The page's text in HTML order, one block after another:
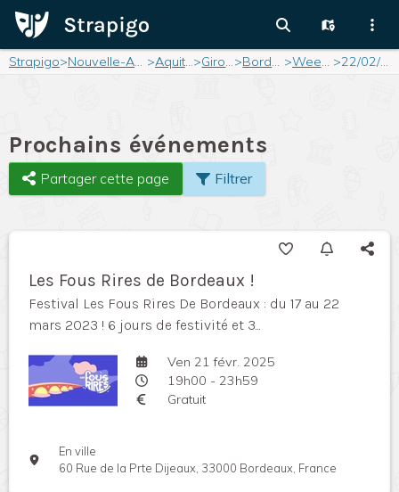
Strapigo> Nouvelle-Aquitaine > Aquitaine> Gironde> Bordeaux > Weekend > 22/02/2025
Prochains événements
Partager cette page Filtrer
Les Fous Rires de Bordeaux !
Festival Les Fous Rires De Bordeaux : du 17 au 22
mars 2023 ! 6 jours de festivité et 3...
Ven 21 févr. 2025
19h00 - 23h59
Gratuit
En ville
60 Rue de la Prte Dijeaux, 33000 Bordeaux, France